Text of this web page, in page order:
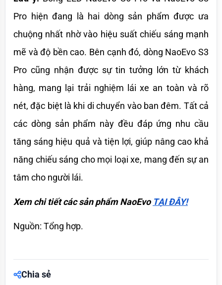
Pro hiện đang là hai dòng sản phẩm được ưa
chuộng nhất nhờ vào hiệu suất chiếu sáng mạnh
mẽ và độ bền cao. Bên cạnh đó, dòng NaoEvo S3
Pro cũng nhận được sự tin tưởng lớn từ khách
hàng, mang lại trải nghiệm lái xe an toàn và rõ
nét, đặc biệt là khi di chuyển vào ban đêm. Tất cả
các dòng sản phẩm này đều đáp ứng nhu cầu
tăng sáng hiệu quả và tiện lợi, giúp nâng cao khả
năng chiếu sáng cho mọi loại xe, mang đến sự an
tâm cho người lái.
Xem chi tiết các sản phẩm NaoEvo TẠI ĐÂY!
Nguồn: Tổng hợp.
Chia sẻ